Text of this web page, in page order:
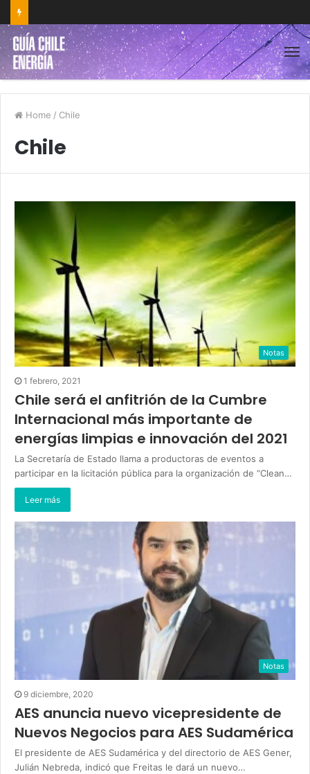
Home / Chile
Chile
Notas
1 febrero, 2021
Chile será el anfitrión de la Cumbre
Internacional más importante de
energías limpias e innovación del 2021
La Secretaría de Estado llama a productoras de eventos a
participar en la licitación pública para la organización de “Clean…
Leer más
Notas
9 diciembre, 2020
AES anuncia nuevo vicepresidente de
Nuevos Negocios para AES Sudamérica
El presidente de AES Sudamérica y del directorio de AES Gener,
Julián Nebreda, indicó que Freitas le dará un nuevo…